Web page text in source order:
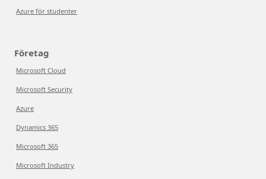
Azure för studenter
Företag
Microsoft Cloud
Microsoft Security
Azure
Dynamics 365
Microsoft 365
Microsoft Industry